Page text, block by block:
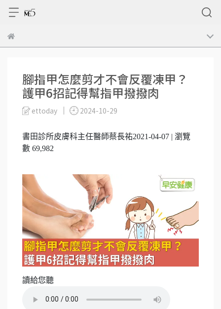
腳指甲怎麼剪才不會反覆凍甲？
護甲6招記得幫指甲撥撥肉
ettoday 2024-10-29
書田診所皮膚科主任醫師蔡長祐2021-04-07 | 瀏覽
數 69,982
讀給您聽